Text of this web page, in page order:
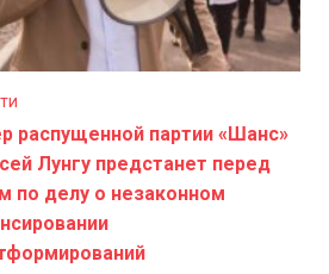
распущенной партии «Шанс»
Лунгу предстанет перед
по делу о незаконном